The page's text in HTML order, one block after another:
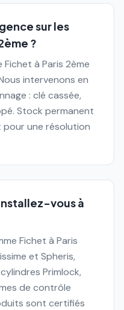
sur les
?
à Paris 2ème
intervenons en
: clé cassée,
Stock permanent
une résolution
vous à
Fichet à Paris
et Spheris,
Primlock,
de contrôle
sont certifiés